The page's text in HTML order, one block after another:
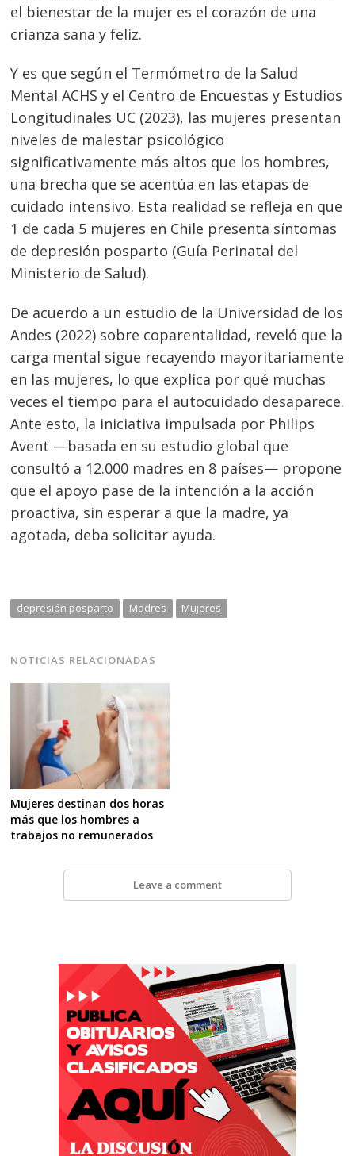
el bienestar de la mujer es el corazón de una
crianza sana y feliz.
Y es que según el Termómetro de la Salud
Mental ACHS y el Centro de Encuestas y Estudios
Longitudinales UC (2023), las mujeres presentan
niveles de malestar psicológico
significativamente más altos que los hombres,
una brecha que se acentúa en las etapas de
cuidado intensivo. Esta realidad se refleja en que
1 de cada 5 mujeres en Chile presenta síntomas
de depresión posparto (Guía Perinatal del
Ministerio de Salud).
De acuerdo a un estudio de la Universidad de los
Andes (2022) sobre coparentalidad, reveló que la
carga mental sigue recayendo mayoritariamente
en las mujeres, lo que explica por qué muchas
veces el tiempo para el autocuidado desaparece.
Ante esto, la iniciativa impulsada por Philips
Avent —basada en su estudio global que
consultó a 12.000 madres en 8 países— propone
que el apoyo pase de la intención a la acción
proactiva, sin esperar a que la madre, ya
agotada, deba solicitar ayuda.
depresión posparto Madres Mujeres
NOTICIAS RELACIONADAS
Mujeres destinan dos horas
más que los hombres a
trabajos no remunerados
Leave a comment
Navegación
de
entradas